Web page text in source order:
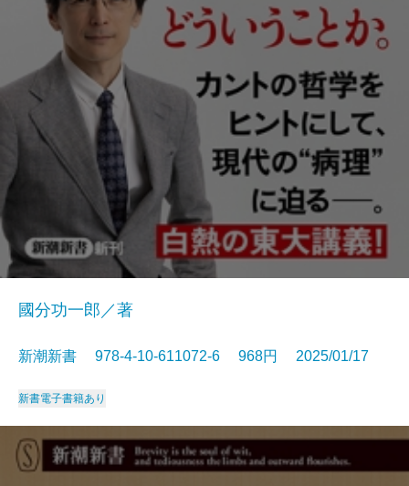
國分功一郎／著
新潮新書 978-4-10-611072-6 968円 2025/01/17
新書電子書籍あり